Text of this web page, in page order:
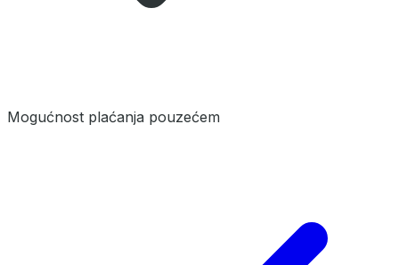
Mogućnost plaćanja pouzećem